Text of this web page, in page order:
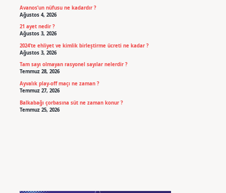
Avanos’un nüfusu ne kadardır ?
Ağustos 4, 2026
21 ayet nedir ?
Ağustos 3, 2026
2024’te ehliyet ve kimlik birleştirme ücreti ne kadar ?
Ağustos 3, 2026
Tam sayı olmayan rasyonel sayılar nelerdir ?
Temmuz 28, 2026
Ayvalık play-off maçı ne zaman ?
Temmuz 27, 2026
Balkabağı çorbasına süt ne zaman konur ?
Temmuz 25, 2026